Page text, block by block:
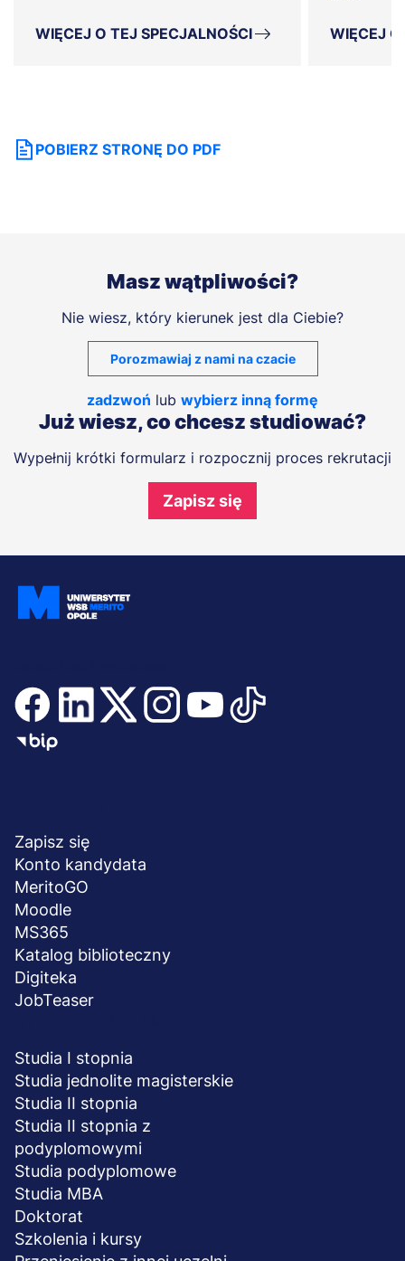
WIĘCEJ O TEJ SPECJALNOŚCI WIĘCEJ
POBIERZ STRONĘ DO PDF
Masz wątpliwości?
Nie wiesz, który kierunek jest dla Ciebie?
Porozmawiaj z nami na czacie
zadzwoń lub wybierz inną formę
Już wiesz, co chcesz studiować?
Wypełnij krótki formularz i rozpocznij proces rekrutacji
Zapisz się
stopka
Zapisz się
Konto kandydata
MeritoGO
Moodle
MS365
Katalog biblioteczny
Digiteka
JobTeaser
Studia I stopnia
Studia jednolite magisterskie
Studia II stopnia
Studia II stopnia z
podyplomowymi
Studia podyplomowe
Studia MBA
Doktorat
Szkolenia i kursy